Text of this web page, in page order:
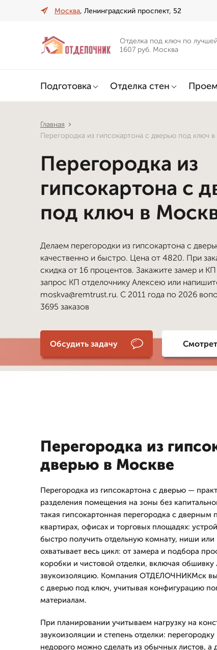
Москва, Ленинградский проспект, 52
Отделка под ключ по
1607 руб. Москва
Подготовка Отделка стен
Главная
Перегородка из гипсокартона с дверью под ключ
Перегородка из
гипсокартона с
под ключ в
Делаем перегородки из гипсокартона с
качественно и быстро. Цена от 4820. При
скидка от 16 процентов. Закажите замер и
запрос КП отделочнику Алексею или
moskva@remtrust.ru. С 2011 года по 2026
3695 заказов
Обсудить задачу
Перегородка из
дверью в Москве
Перегородка из гипсокартона с дверью —
разделения помещения на зоны без
такая гипсокартонная перегородка с дверным
квартирах, офисах и торговых площадях:
быстро получить отдельную комнату, ниши
охватывает весь цикл: от замера и подбора
коробки и чистовой отделки, включая обшивку
звукоизоляцию. Компания ОТДЕЛОЧНИКМск
с дверью под ключ, учитывая конфигурацию
материалам.
При планировании учитываем нагрузку на
звукоизоляции и степень отделки:
недорого можно сделать из обычных листов, а